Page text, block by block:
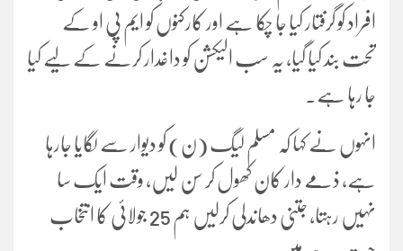
افراد کو گرفتار کیا جا چکا ہے اور کارکنوں کو ایم پی او کے
تحت بند کیا گیا، یہ سب الیکشن کو داغدار کرنے کے لیے کیا
جا رہا ہے۔
انہوں نے کہا کہ مسلم لیگ (ن) کو دیوار سے لگایا جارہا
ہے، ذمے دار کان کھول کر سن لیں، وقت ایک سا
نہیں رہتا، جتنی دھاندلی کرلیں ہم 25 جولائی کا انتخاب